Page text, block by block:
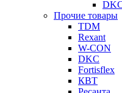
Прочие товары
TDM
Rexant
W-CON
DKC
Fortisflex
КВТ